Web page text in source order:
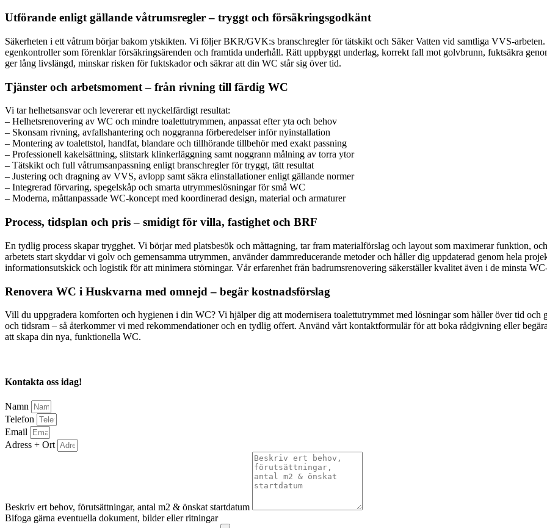
Utförande enligt gällande våtrumsregler – tryggt och försäkringsgodkänt
Säkerheten i ett våtrum börjar bakom ytskikten. Vi följer BKR/GVK:s branschregler för tätskikt och Säker Vatten vid samtliga VVS-
egenkontroller som förenklar försäkringsärenden och framtida underhåll. Rätt uppbyggt underlag, korrekt fall mot golvbrunn, fuktsäkra
ger lång livslängd, minskar risken för fuktskador och säkrar att din WC står sig över tid.
Tjänster och arbetsmoment – från rivning till färdig WC
Vi tar helhetsansvar och levererar ett nyckelfärdigt resultat:
– Helhetsrenovering av WC och mindre toalettutrymmen, anpassat efter yta och behov
– Skonsam rivning, avfallshantering och noggranna förberedelser inför nyinstallation
– Montering av toalettstol, handfat, blandare och tillhörande tillbehör med exakt passning
– Professionell kakelsättning, slitstark klinkerläggning samt noggrann målning av torra ytor
– Tätskikt och full våtrumsanpassning enligt branschregler för tryggt, tätt resultat
– Justering och dragning av VVS, avlopp samt säkra elinstallationer enligt gällande normer
– Integrerad förvaring, spegelskåp och smarta utrymmeslösningar för små WC
– Moderna, måttanpassade WC-koncept med koordinerad design, material och armaturer
Process, tidsplan och pris – smidigt för villa, fastighet och BRF
En tydlig process skapar trygghet. Vi börjar med platsbesök och måttagning, tar fram materialförslag och layout som maximerar funktion,
arbetets start skyddar vi golv och gemensamma utrymmen, använder dammreducerande metoder och håller dig uppdaterad genom hela
informationsutskick och logistik för att minimera störningar. Vår erfarenhet från badrumsrenovering säkerställer kvalitet även i de minsta
Renovera WC i Huskvarna med omnejd – begär kostnadsförslag
Vill du uppgradera komforten och hygienen i din WC? Vi hjälper dig att modernisera toalettutrymmet med lösningar som håller över tid
och tidsram – så återkommer vi med rekommendationer och en tydlig offert. Använd vårt kontaktformulär för att boka rådgivning eller
att skapa din nya, funktionella WC.
Kontakta oss idag!
Namn
Telefon
Email
Adress + Ort
Beskriv ert behov, förutsättningar, antal m2 & önskat startdatum
Bifoga gärna eventuella dokument, bilder eller ritningar